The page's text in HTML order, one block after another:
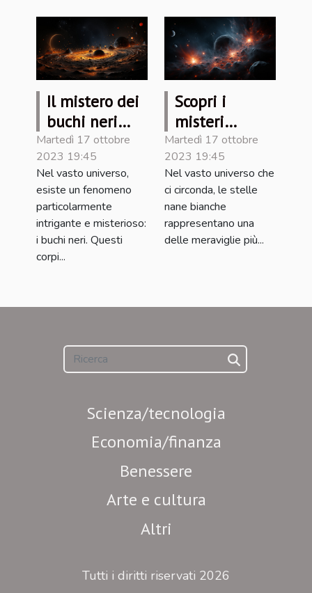
Il mistero dei
buchi neri
spiegato in
termini
semplici
Martedì 17 ottobre
2023 19:45
Nel vasto universo,
esiste un fenomeno
particolarmente
intrigante e misterioso:
i buchi neri. Questi
corpi...
Scopri i
misteri
nascosti delle
stelle nane
bianche
Martedì 17 ottobre
2023 19:45
Nel vasto universo che
ci circonda, le stelle
nane bianche
rappresentano una
delle meraviglie più...
Scienza/tecnologia
Economia/finanza
Benessere
Arte e cultura
Altri
Tutti i diritti riservati 2026